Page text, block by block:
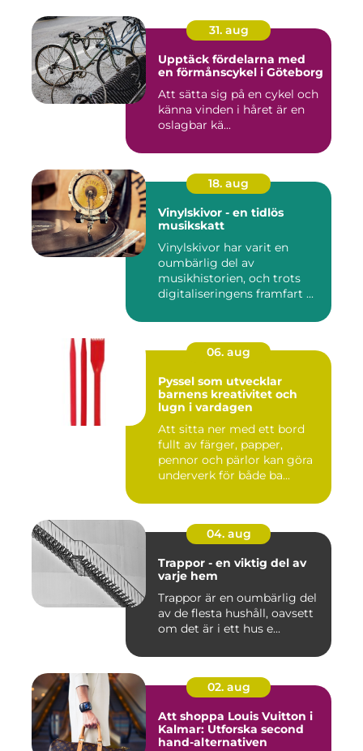
31. aug
Upptäck fördelarna med
en förmånscykel i Göteborg
Att sätta sig på en cykel och
känna vinden i håret är en
oslagbar kä...
18. aug
Vinylskivor - en tidlös
musikskatt
Vinylskivor har varit en
oumbärlig del av
musikhistorien, och trots
digitaliseringens framfart ...
06. aug
Pyssel som utvecklar
barnens kreativitet och
lugn i vardagen
Att sitta ner med ett bord
fullt av färger, papper,
pennor och pärlor kan göra
underverk för både ba...
04. aug
Trappor - en viktig del av
varje hem
Trappor är en oumbärlig del
av de flesta hushåll, oavsett
om det är i ett hus e...
02. aug
Att shoppa Louis Vuitton i
Kalmar: Utforska second
hand-alternativen